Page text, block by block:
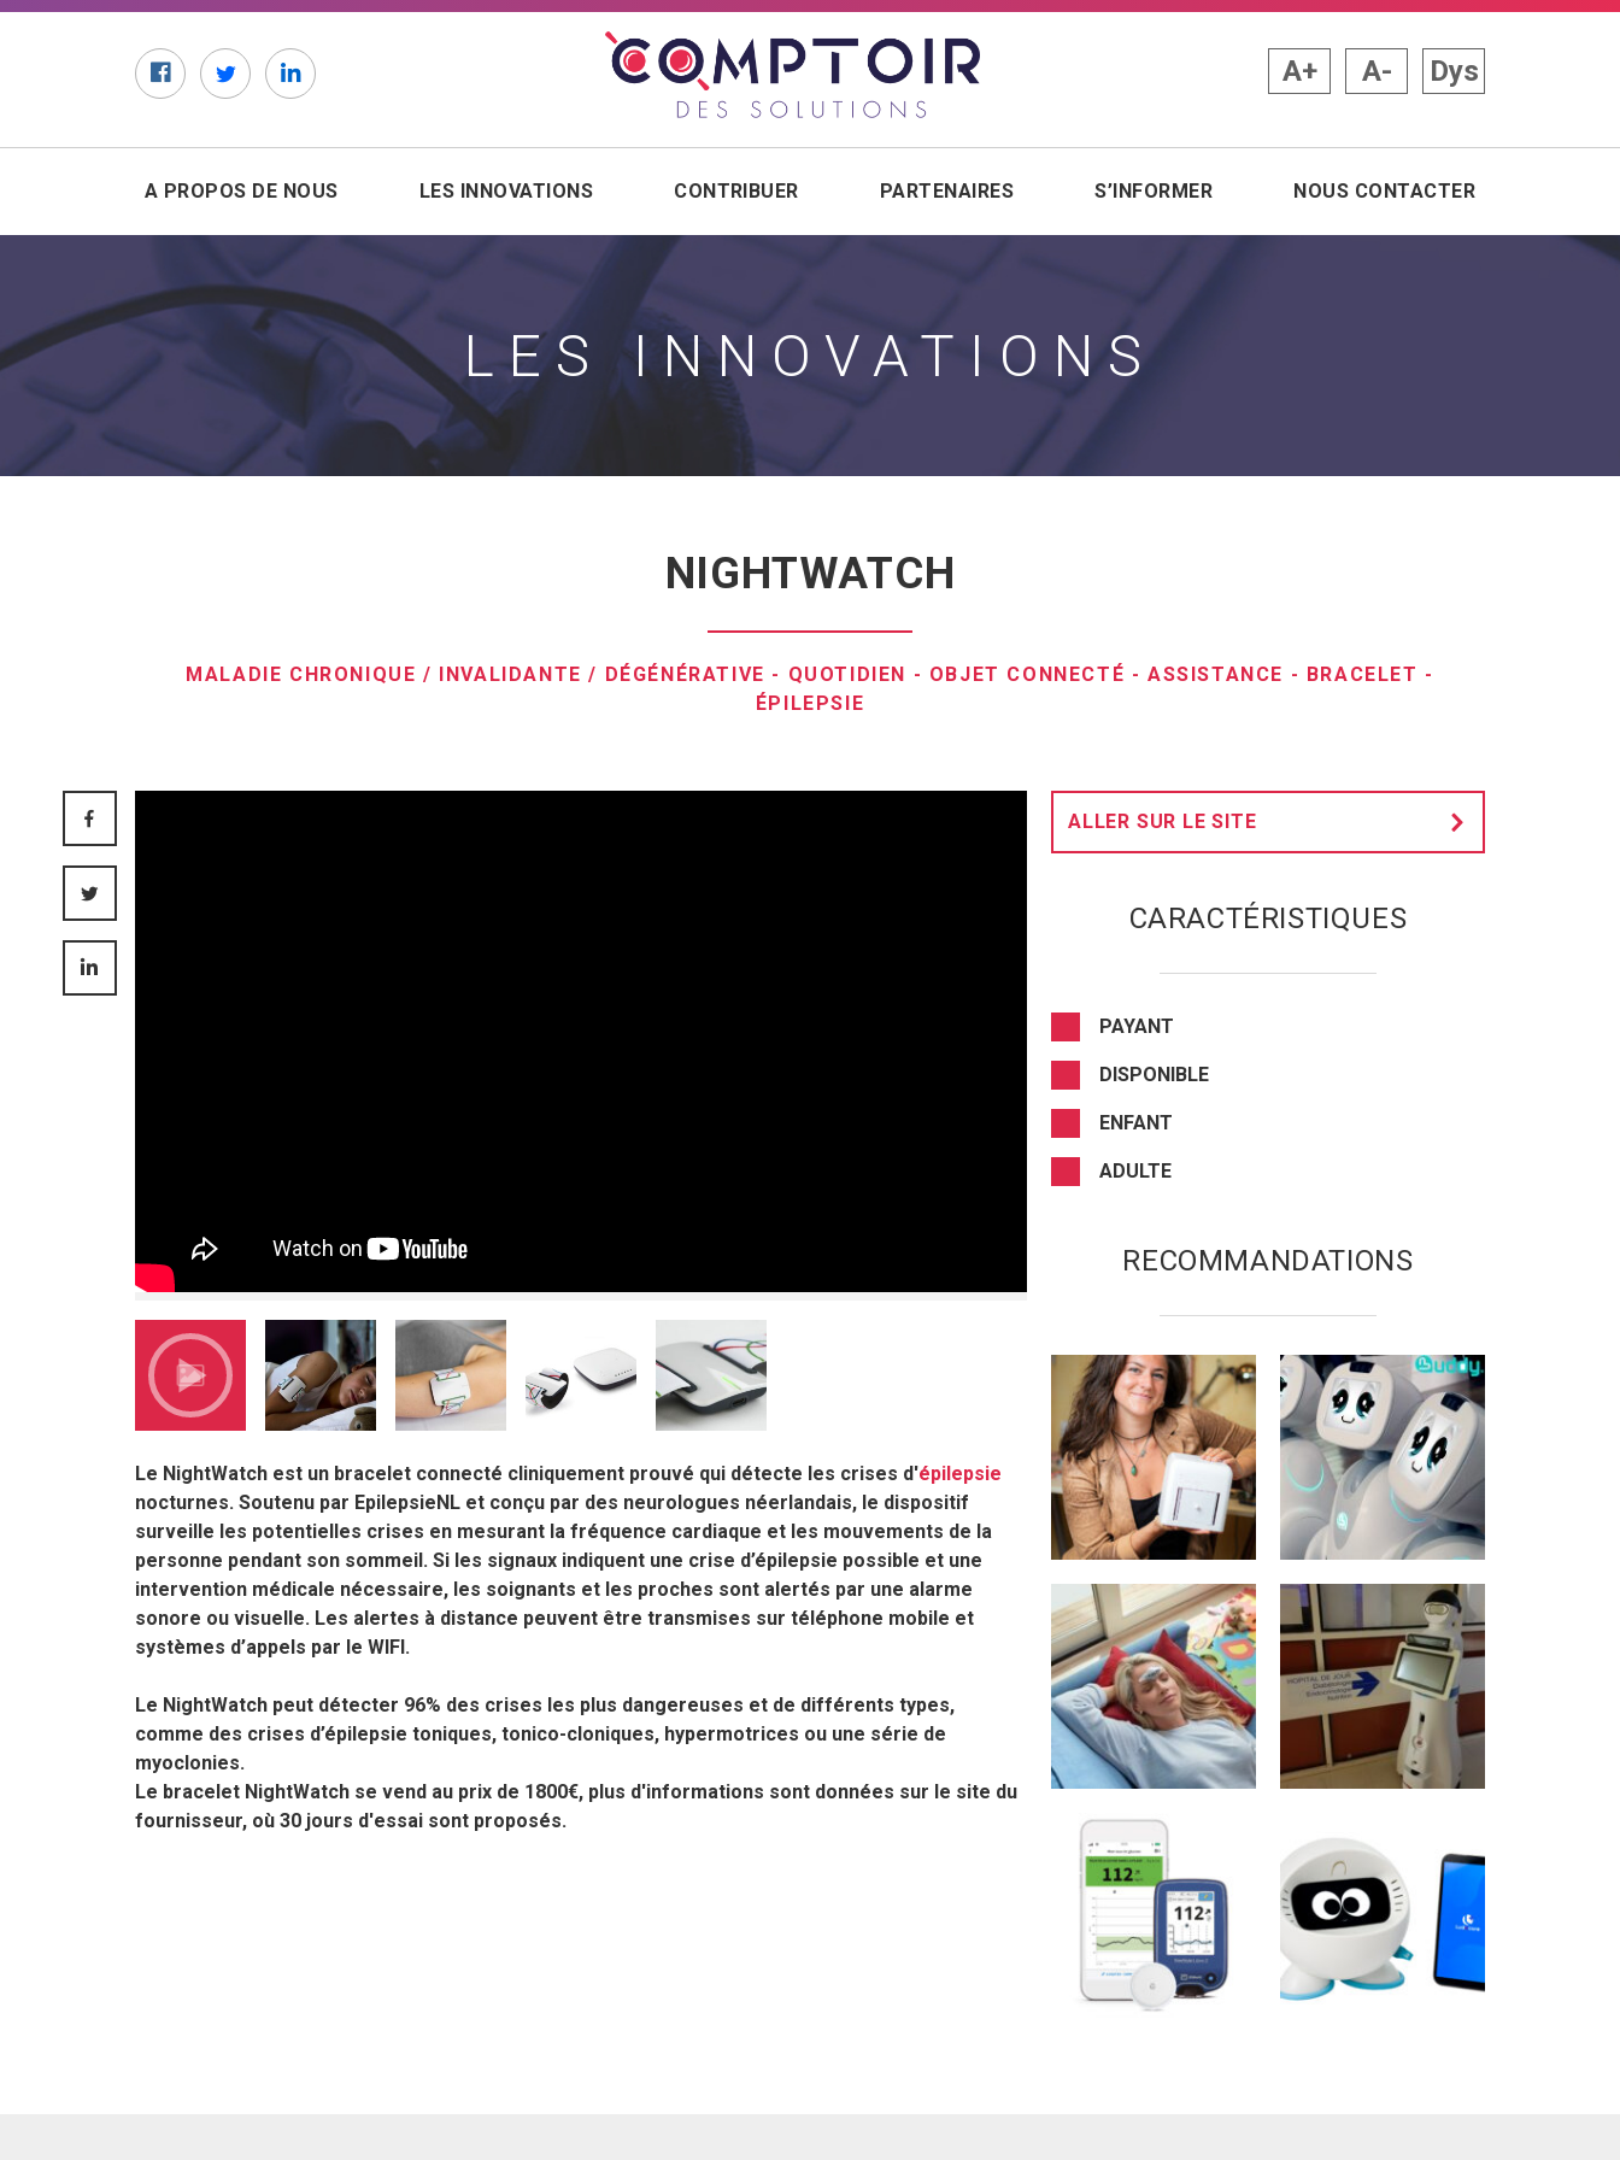
FacebookTwitterLinkedIn
A+ A- Dys
A PROPOS DE NOUS LES INNOVATIONS CONTRIBUER PARTENAIRES S’INFORMER NOUS CONTACTER
LES INNOVATIONS
NIGHTWATCH
MALADIE CHRONIQUE / INVALIDANTE / DÉGÉNÉRATIVE - QUOTIDIEN - OBJET CONNECTÉ -ASSISTANCE - BRACELET -
ÉPILEPSIE
Le NightWatch est un bracelet connecté cliniquement prouvé qui détecte les crises d'épilepsie
nocturnes. Soutenu par EpilepsieNL et conçu par des neurologues néerlandais, le dispositif
surveille les potentielles crises en mesurant la fréquence cardiaque et les mouvements de la
personne pendant son sommeil. Si les signaux indiquent une crise d’épilepsie possible et une
intervention médicale nécessaire, les soignants et les proches sont alertés par une alarme
sonore ou visuelle. Les alertes à distance peuvent être transmises sur téléphone mobile et
systèmes d’appels par le WIFI.
Le NightWatch peut détecter 96% des crises les plus dangereuses et de différents types,
comme des crises d’épilepsie toniques, tonico-cloniques, hypermotrices ou une série de
myoclonies.
Le bracelet NightWatch se vend au prix de 1800€, plus d'informations sont données sur le site du
fournisseur, où 30 jours d'essai sont proposés.
ALLER SUR LE SITE
CARACTÉRISTIQUES
PAYANT
DISPONIBLE
ENFANT
ADULTE
RECOMMANDATIONS